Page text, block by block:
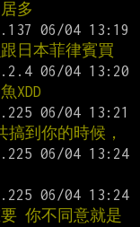
多
日本菲律賓買
XDD
到你的時候，
你不同意就是